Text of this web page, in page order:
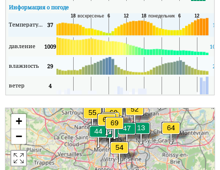
Информация о погоде
Температура 37 14
давление 1009
влажность 29 25
ветер 4
+
−